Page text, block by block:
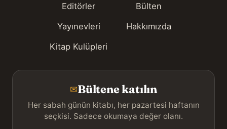
Editörler
Yayınevleri
Kitap Kulüpleri
Bülten
Hakkımızda
✉Bültene katılın
Her sabah günün kitabı, her pazartesi haftanın
seçkisi. Sadece okumaya değer olanı.